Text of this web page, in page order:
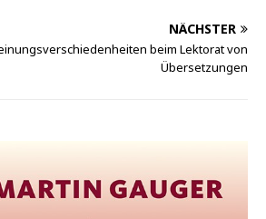
NÄCHSTER
beim Lektorat von
Übersetzungen